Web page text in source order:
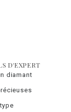
D'EXPERT
diamant